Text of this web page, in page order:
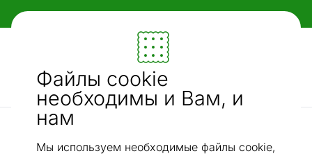
Файлы cookie
необходимы и Вам, и
нам
Мы используем необходимые файлы cookie,
Гибкие и удобные способы оплаты!
Мебель и убранство - ON24
Ищи...
Ковер Narma smartWeave® Salla cream 140x200 см